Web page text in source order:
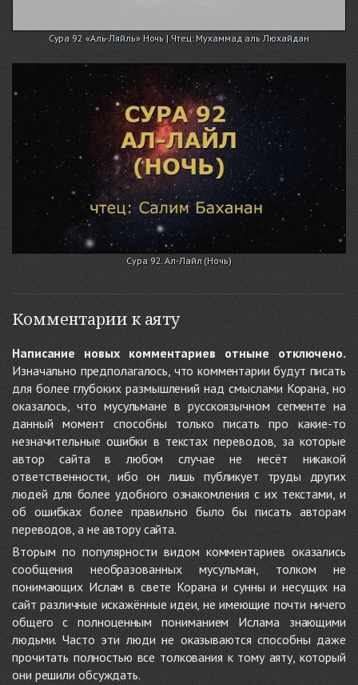
Сура 92 «Аль-Ляйль» Ночь | Чтец: Мухаммад аль Люхайдан
Сура 92. Ал-Лайл (Ночь)
Комментарии к аяту
Написание новых комментариев отныне отключено.
Изначально предполагалось, что комментарии будут писать
для более глубоких размышлений над смыслами Корана, но
оказалось, что мусульмане в русскоязычном сегменте на
данный момент способны только писать про какие-то
незначительные ошибки в текстах переводов, за которые
автор сайта в любом случае не несёт никакой
ответственности, ибо он лишь публикует труды других
людей для более удобного ознакомления с их текстами, и
об ошибках более правильно было бы писать авторам
переводов, а не автору сайта.
Вторым по популярности видом комментариев оказались
сообщения необразованных мусульман, толком не
понимающих Ислам в свете Корана и сунны и несущих на
сайт различные искажённые идеи, не имеющие почти ничего
общего с полноценным пониманием Ислама знающими
людьми. Часто эти люди не оказываются способны даже
прочитать полностью все толкования к тому аяту, который
они решили обсуждать.